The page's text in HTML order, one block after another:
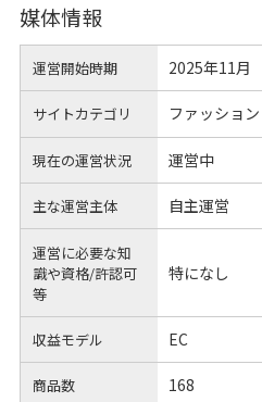
媒体情報
運営開始時期 2025年11月
サイトカテゴリ ファッション
現在の運営状況 運営中
主な運営主体 自主運営
運営に必要な知
識や資格/許認可
等
特になし
収益モデル EC
商品数 168